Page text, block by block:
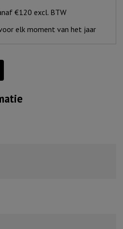
€120 excl. BTW
elk moment van het jaar